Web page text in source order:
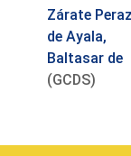
Zárate
de Ayala,
Baltasar de
(GCDS)